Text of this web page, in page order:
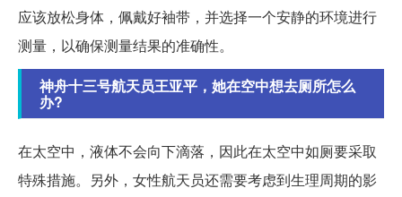
应该放松身体，佩戴好袖带，并选择一个安静的环境进行
测量，以确保测量结果的准确性。
神舟十三号航天员王亚平，她在空中想去厕所怎么
办?
在太空中，液体不会向下滴落，因此在太空中如厕要采取
特殊措施。另外，女性航天员还需要考虑到生理周期的影